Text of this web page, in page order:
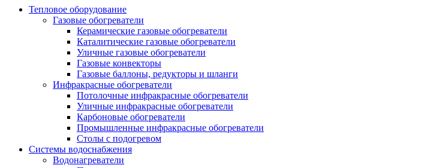
Тепловое оборудование
Газовые обогреватели
Керамические газовые обогреватели
Каталитические газовые обогреватели
Уличные газовые обогреватели
Газовые конвекторы
Газовые баллоны, редукторы и шланги
Инфракрасные обогреватели
Потолочные инфракрасные обогреватели
Уличные инфракрасные обогреватели
Карбоновые обогреватели
Промышленные инфракрасные обогреватели
Столы с подогревом
Системы водоснабжения
Водонагреватели